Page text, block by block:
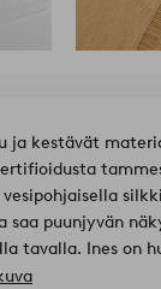
ja kestävät
saa puunjyvän
tavalla. Ines on